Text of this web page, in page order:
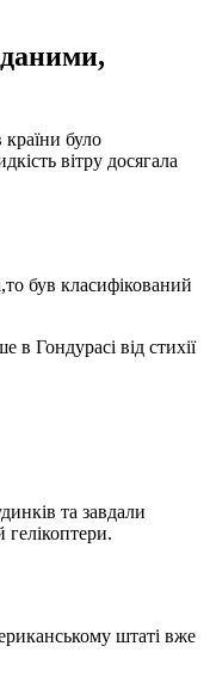
було
вітру досягала
був класифікований
Гондурасі від стихії
та завдали
штаті вже